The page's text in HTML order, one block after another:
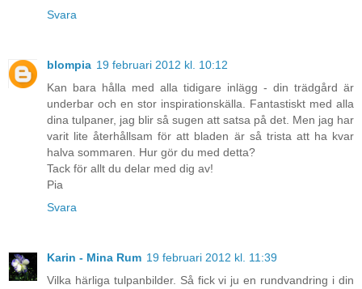
Svara
blompia 19 februari 2012 kl. 10:12
Kan bara hålla med alla tidigare inlägg - din trädgård är
underbar och en stor inspirationskälla. Fantastiskt med alla
dina tulpaner, jag blir så sugen att satsa på det. Men jag har
varit lite återhållsam för att bladen är så trista att ha kvar
halva sommaren. Hur gör du med detta?
Tack för allt du delar med dig av!
Pia
Svara
Karin - Mina Rum 19 februari 2012 kl. 11:39
Vilka härliga tulpanbilder. Så fick vi ju en rundvandring i din